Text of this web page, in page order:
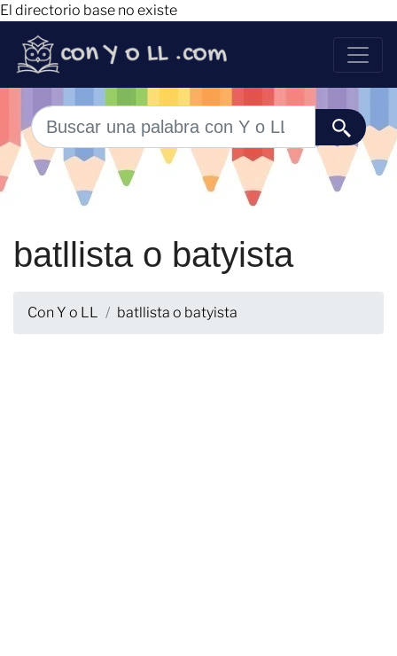
El directorio base no existe
batllista o batyista
Con Y o LL batllista o batyista